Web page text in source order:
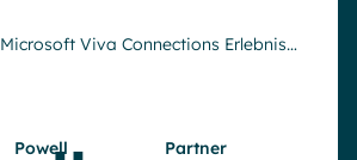
Microsoft Viva Connections Erlebnis…
Powell
Partner